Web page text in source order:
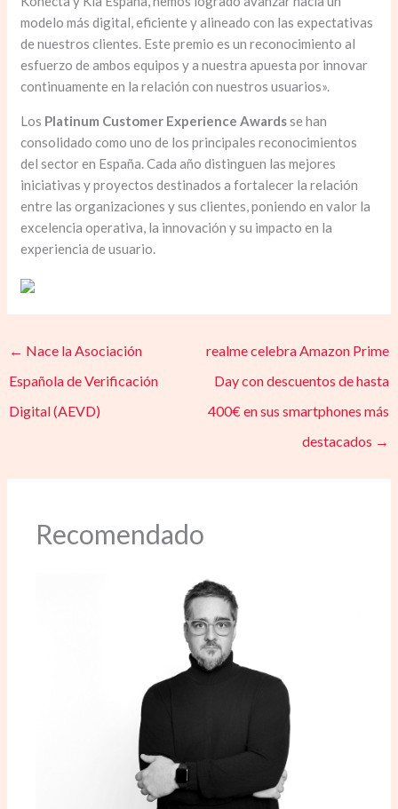
modelo más digital, eficiente y alineado con las expectativas
de nuestros clientes. Este premio es un reconocimiento al
esfuerzo de ambos equipos y a nuestra apuesta por innovar
continuamente en la relación con nuestros usuarios».
Los Platinum Customer Experience Awardsse han
consolidado como uno de los principales reconocimientos
del sector en España. Cada año distinguen las mejores
iniciativas y proyectos destinados a fortalecer la relación
entre las organizaciones y sus clientes, poniendo en valor la
excelencia operativa, la innovación y su impacto en la
experiencia de usuario.
← Nace la Asociación
Española de Verificación
Digital (AEVD)
realme celebra Amazon Prime
Day con descuentos de hasta
400€ en sus smartphones más
destacados →
Recomendado